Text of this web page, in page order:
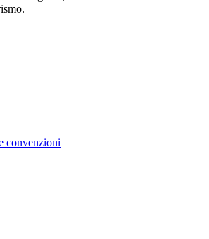
convenzioni